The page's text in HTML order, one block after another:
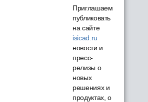
Приглашаем
публиковать
на сайте
isicad.ru
новости и
пресс-
релизы о
новых
решениях и
продуктах, о